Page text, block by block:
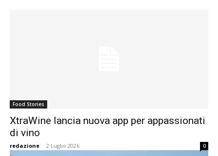
Food Stories
XtraWine lancia nuova app per appassionati
di vino
redazione - 2 Luglio 2026 0